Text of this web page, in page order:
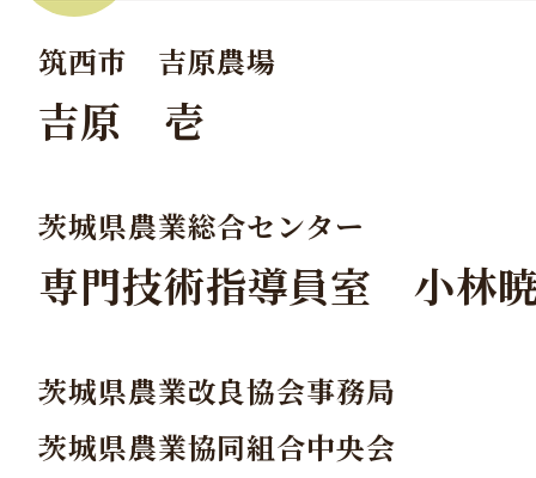
筑西市 吉原農場
吉原 壱
茨城県農業総合センター
専門技術指導員室 小林
茨城県農業改良協会事務局
茨城県農業協同組合中央会